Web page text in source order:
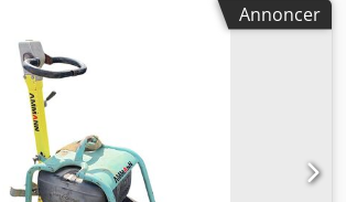
Annoncer